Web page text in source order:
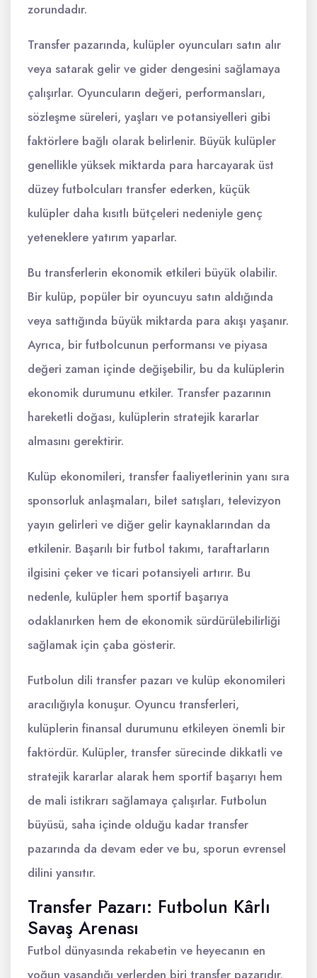
zorundadır.
Transfer pazarında, kulüpler oyuncuları satın alır
veya satarak gelir ve gider dengesini sağlamaya
çalışırlar. Oyuncuların değeri, performansları,
sözleşme süreleri, yaşları ve potansiyelleri gibi
faktörlere bağlı olarak belirlenir. Büyük kulüpler
genellikle yüksek miktarda para harcayarak üst
düzey futbolcuları transfer ederken, küçük
kulüpler daha kısıtlı bütçeleri nedeniyle genç
yeteneklere yatırım yaparlar.
Bu transferlerin ekonomik etkileri büyük olabilir.
Bir kulüp, popüler bir oyuncuyu satın aldığında
veya sattığında büyük miktarda para akışı yaşanır.
Ayrıca, bir futbolcunun performansı ve piyasa
değeri zaman içinde değişebilir, bu da kulüplerin
ekonomik durumunu etkiler. Transfer pazarının
hareketli doğası, kulüplerin stratejik kararlar
almasını gerektirir.
Kulüp ekonomileri, transfer faaliyetlerinin yanı sıra
sponsorluk anlaşmaları, bilet satışları, televizyon
yayın gelirleri ve diğer gelir kaynaklarından da
etkilenir. Başarılı bir futbol takımı, taraftarların
ilgisini çeker ve ticari potansiyeli artırır. Bu
nedenle, kulüpler hem sportif başarıya
odaklanırken hem de ekonomik sürdürülebilirliği
sağlamak için çaba gösterir.
Futbolun dili transfer pazarı ve kulüp ekonomileri
aracılığıyla konuşur. Oyuncu transferleri,
kulüplerin finansal durumunu etkileyen önemli bir
faktördür. Kulüpler, transfer sürecinde dikkatli ve
stratejik kararlar alarak hem sportif başarıyı hem
de mali istikrarı sağlamaya çalışırlar. Futbolun
büyüsü, saha içinde olduğu kadar transfer
pazarında da devam eder ve bu, sporun evrensel
dilini yansıtır.
Transfer Pazarı: Futbolun Kârlı
Savaş Arenası
Futbol dünyasında rekabetin ve heyecanın en
yoğun yaşandığı yerlerden biri transfer pazarıdır.